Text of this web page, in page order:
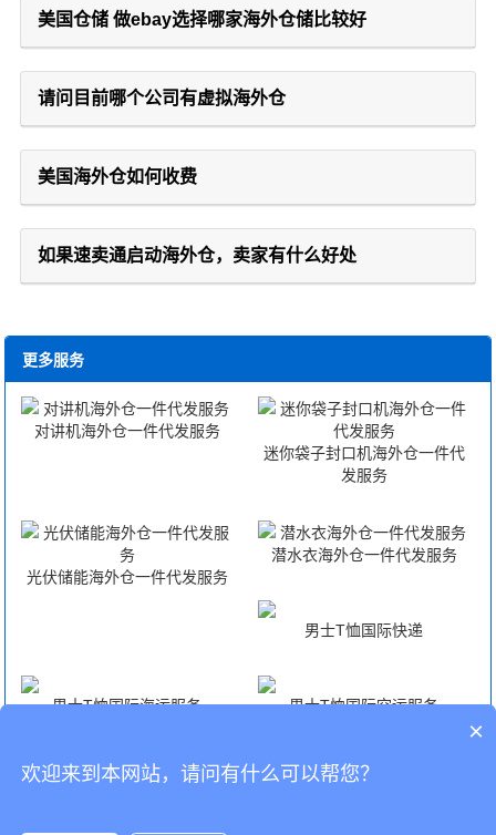
美国仓储 做ebay选择哪家海外仓储比较好
请问目前哪个公司有虚拟海外仓
美国海外仓如何收费
如果速卖通启动海外仓，卖家有什么好处
更多服务
对讲机海外仓一件代发服务
迷你袋子封口机海外仓一件代
发服务
光伏储能海外仓一件代发服务
潜水衣海外仓一件代发服务
男士T恤国际快递
男士T恤国际海运服务 男士T恤国际空运服务
男士T恤FBA头程
×
欢迎来到本网站，请问有什么可以帮您？